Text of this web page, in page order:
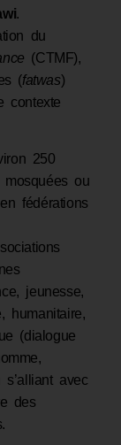
.
du
(CTMF),
(fatwas)
contexte
250
ou
fédérations
jeunesse,
humanitaire,
(dialogue
avec
des